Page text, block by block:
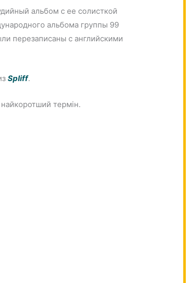
альбом с ее солисткой
альбома группы 99
перезаписаны с английскими
Spliff.
термін.